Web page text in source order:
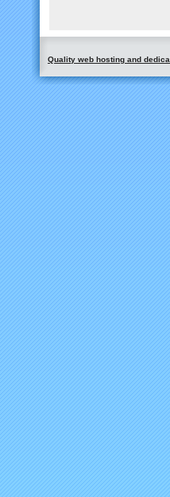
Quality web hosting and